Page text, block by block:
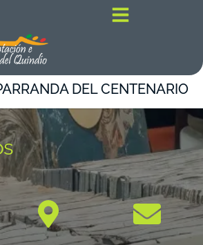
DEL CENTENARIO